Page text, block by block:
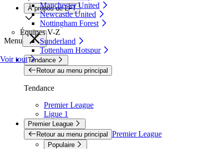
Manchester United
Newcastle United
Nottingham Forest
Équipes V-Z
Sunderland
Tottenham Hotspur
Voir tout
À propos de LFT
Menu
Tendance
Retour au menu principal
Tendance
Premier League
Ligue 1
Premier League
Retour au menu principal Premier League
Populaire